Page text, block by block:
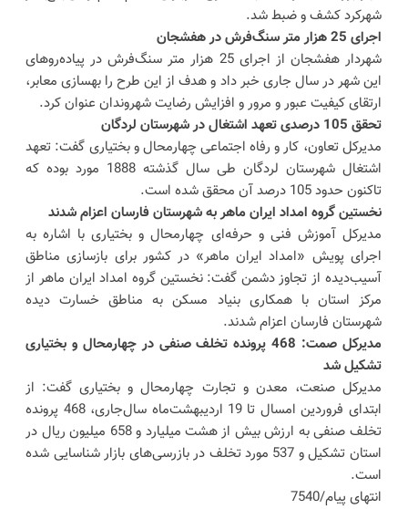
شهرکرد کشف و ضبط شد.
اجرای 25 هزار متر سنگ‌فرش در هفشجان
شهردار هفشجان از اجرای 25 هزار متر سنگ‌فرش در پیاده‌روهای
این شهر در سال جاری خبر داد و هدف از این طرح را بهسازی معابر،
ارتقای کیفیت عبور و مرور و افزایش رضایت شهروندان عنوان کرد.
تحقق 105 درصدی تعهد اشتغال در شهرستان لردگان
مدیرکل تعاون، کار و رفاه اجتماعی چهارمحال و بختیاری گفت: تعهد
اشتغال شهرستان لردگان طی سال گذشته 1888 مورد بوده که
تاکنون حدود 105 درصد آن محقق شده است.
نخستین گروه امداد ایران ماهر به شهرستان فارسان اعزام شدند
مدیرکل آموزش فنی و حرفه‌ای چهارمحال و بختیاری با اشاره به
اجرای پویش «امداد ایران ماهر» در کشور برای بازسازی مناطق
آسیب‌دیده از تجاوز دشمن گفت: نخستین گروه امداد ایران ماهر از
مرکز استان با همکاری بنیاد مسکن به مناطق خسارت دیده
شهرستان فارسان اعزام شدند.
مدیرکل صمت: 468 پرونده تخلف صنفی در چهارمحال و بختیاری
تشکیل شد
مدیرکل صنعت، معدن و تجارت چهارمحال و بختیاری گفت: از
ابتدای فروردین امسال تا 19 اردیبهشت‌ماه سال‌جاری، 468 پرونده
تخلف صنفی به ارزش بیش از هشت میلیارد و 658 میلیون ریال در
استان تشکیل و 537 مورد تخلف در بازرسی‌های بازار شناسایی شده
است.
انتهای پیام/7540